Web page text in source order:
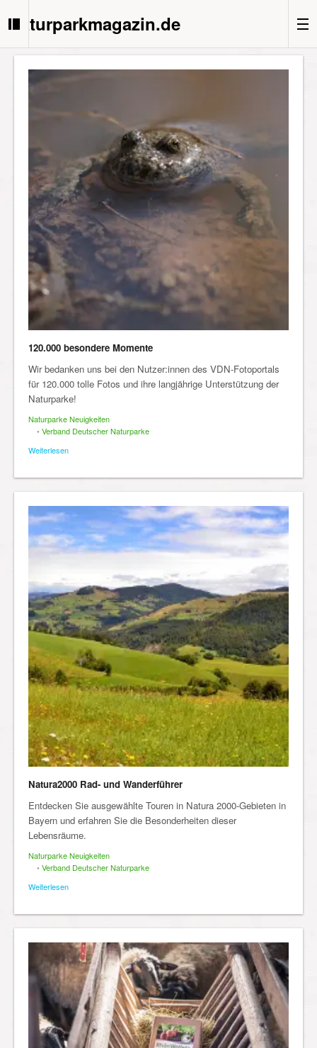
Naturparkmagazin.de
120.000 besondere Momente
Wir bedanken uns bei den Nutzer:innen des VDN-Fotoportals
für 120.000 tolle Fotos und ihre langjährige Unterstützung der
Naturparke!
Naturparke Neuigkeiten
• Verband Deutscher Naturparke
Weiterlesen
Natura2000 Rad- und Wanderführer
Entdecken Sie ausgewählte Touren in Natura 2000-Gebieten in
Bayern und erfahren Sie die Besonderheiten dieser
Lebensräume.
Naturparke Neuigkeiten
• Verband Deutscher Naturparke
Weiterlesen